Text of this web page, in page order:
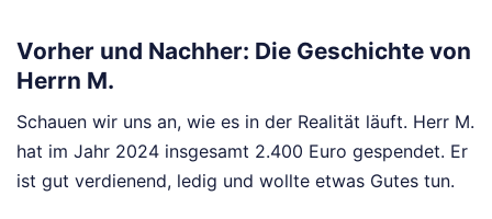
Vorher und Nachher: Die Geschichte von
Herrn M.
Schauen wir uns an, wie es in der Realität läuft. Herr M.
hat im Jahr 2024 insgesamt 2.400 Euro gespendet. Er
ist gut verdienend, ledig und wollte etwas Gutes tun.